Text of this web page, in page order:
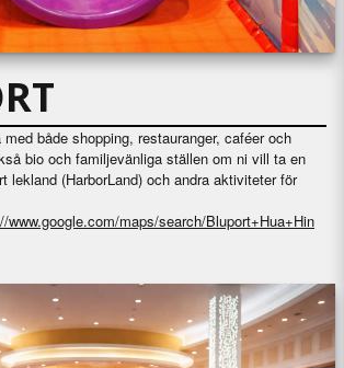
både shopping, restauranger, caféer och
bio och familjevänliga ställen om ni vill ta en
lekland (HarborLand) och andra aktiviteter för
www.google.com/maps/search/Bluport+Hua+Hin